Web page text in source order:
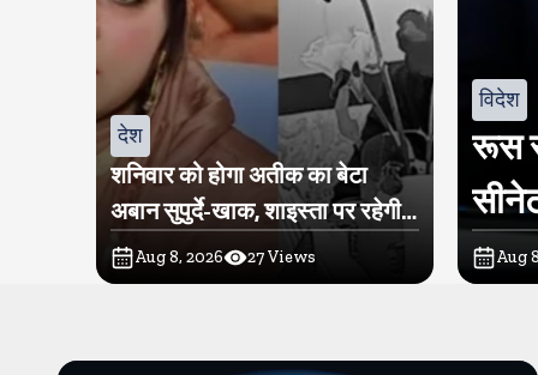
देश
शनिवार को होगा अतीक का बेटा
अबान सुपुर्दे-खाक, शाइस्ता पर रहेगी
पुलिस की नजर
Aug 8, 2026 27Views
विदेश
रूस
Aug